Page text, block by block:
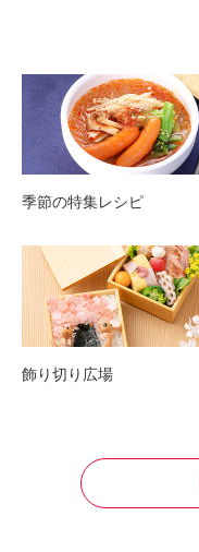
季節の特集レシピ
飾り切り広場